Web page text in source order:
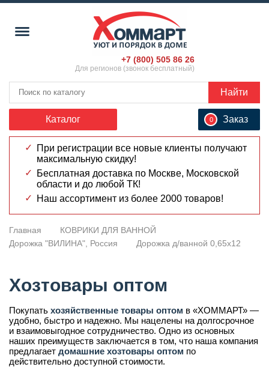
+7 (800) 505 86 26
Для регионов (звонок бесплатный)
0 Заказ
Каталог
Найти
При регистрации все новые клиенты получают
максимальную скидку!
Бесплатная доставка по Москве, Московской
области и до любой ТК!
Наш ассортимент из более 2000 товаров!
Главная
КОВРИКИ ДЛЯ ВАННОЙ
Дорожка "ВИЛИНА", Россия
Дорожка д/ванной 0,65х12
Хозтовары оптом
Покупать хозяйственные товары оптом в «ХОММАРТ» —
удобно, быстро и надежно. Мы нацелены на долгосрочное
и взаимовыгодное сотрудничество. Одно из основных
наших преимуществ заключается в том, что наша компания
предлагает домашние хозтовары оптом по
действительно доступной стоимости.